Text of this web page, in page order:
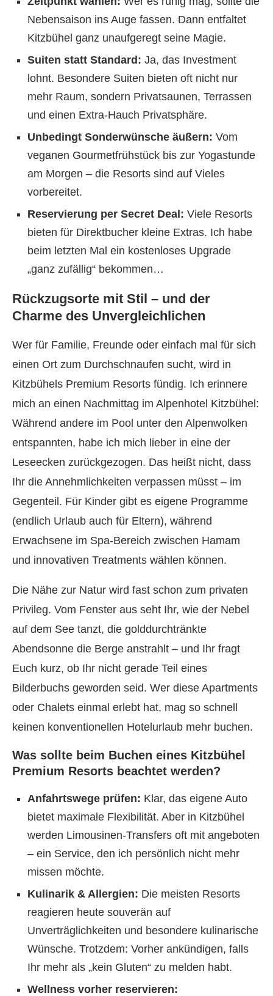
Nebensaison ins Auge fassen. Dann entfaltet
Kitzbühel ganz unaufgeregt seine Magie.
Suiten statt Standard: Ja, das Investment
lohnt. Besondere Suiten bieten oft nicht nur
mehr Raum, sondern Privatsaunen, Terrassen
und einen Extra-Hauch Privatsphäre.
Unbedingt Sonderwünsche äußern: Vom
veganen Gourmetfrühstück bis zur Yogastunde
am Morgen – die Resorts sind auf Vieles
vorbereitet.
Reservierung per Secret Deal: Viele Resorts
bieten für Direktbucher kleine Extras. Ich habe
beim letzten Mal ein kostenloses Upgrade
„ganz zufällig“ bekommen…
Rückzugsorte mit Stil – und der
Charme des Unvergleichlichen
Wer für Familie, Freunde oder einfach mal für sich
einen Ort zum Durchschnaufen sucht, wird in
Kitzbühels Premium Resorts fündig. Ich erinnere
mich an einen Nachmittag im Alpenhotel Kitzbühel:
Während andere im Pool unter den Alpenwolken
entspannten, habe ich mich lieber in eine der
Leseecken zurückgezogen. Das heißt nicht, dass
Ihr die Annehmlichkeiten verpassen müsst – im
Gegenteil. Für Kinder gibt es eigene Programme
(endlich Urlaub auch für Eltern), während
Erwachsene im Spa-Bereich zwischen Hamam
und innovativen Treatments wählen können.
Die Nähe zur Natur wird fast schon zum privaten
Privileg. Vom Fenster aus seht Ihr, wie der Nebel
auf dem See tanzt, die golddurchtränkte
Abendsonne die Berge anstrahlt – und Ihr fragt
Euch kurz, ob Ihr nicht gerade Teil eines
Bilderbuchs geworden seid. Wer diese Apartments
oder Chalets einmal erlebt hat, mag so schnell
keinen konventionellen Hotelurlaub mehr buchen.
Was sollte beim Buchen eines Kitzbühel
Premium Resorts beachtet werden?
Anfahrtswege prüfen: Klar, das eigene Auto
bietet maximale Flexibilität. Aber in Kitzbühel
werden Limousinen-Transfers oft mit angeboten
– ein Service, den ich persönlich nicht mehr
missen möchte.
Kulinarik & Allergien: Die meisten Resorts
reagieren heute souverän auf
Unverträglichkeiten und besondere kulinarische
Wünsche. Trotzdem: Vorher ankündigen, falls
Ihr mehr als „kein Gluten“ zu melden habt.
Wellness vorher reservieren: